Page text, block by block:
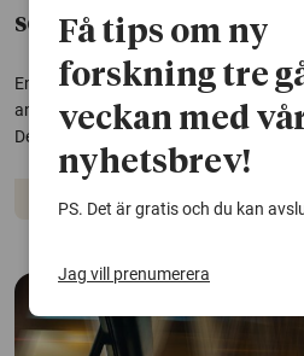
solceller
En mer obehandlad variant av ett
användas för att skapa pålitliga och
Det visar forskning vid Linköpings
Solceller
Få tips om ny
forskning tre
veckan med
nyhetsbrev!
PS. Det är gratis och du kan
Jag vill prenumerera